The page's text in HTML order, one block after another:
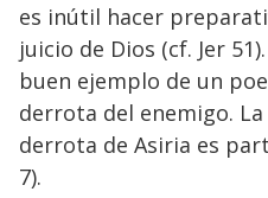
es inútil hacer
juicio de Dios (cf. Jer
buen ejemplo de un
derrota del enemigo.
derrota de Asiria es
7).